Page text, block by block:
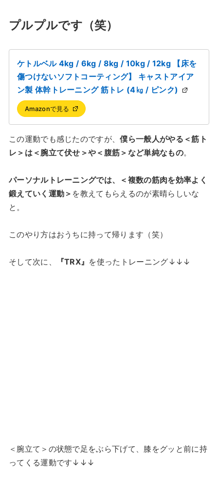
プルプルです（笑）
ケトルベル 4kg / 6kg / 8kg / 10kg / 12kg 【床を
傷つけないソフトコーティング】 キャストアイア
ン製 体幹トレーニング 筋トレ (4㎏ / ピンク)
Amazonで見る
この運動でも感じたのですが、僕ら一般人がやる＜筋ト
レ＞は＜腕立て伏せ＞や＜腹筋＞など単純なもの。
パーソナルトレーニングでは、＜複数の筋肉を効率よく
鍛えていく運動＞ を教えてもらえるのが素晴らしいな
と。
このやり方はおうちに持って帰ります（笑）
そして次に、 『TRX』 を使ったトレーニング↓↓↓
＜腕立て＞の状態で足をぶら下げて、膝をグッと前に持
ってくる運動です↓↓↓